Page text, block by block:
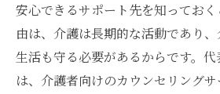
安心できるサポート先を知ってお
由は、介護は長期的な活動であり
生活も守る必要があるからです。
は、介護者向けのカウンセリング